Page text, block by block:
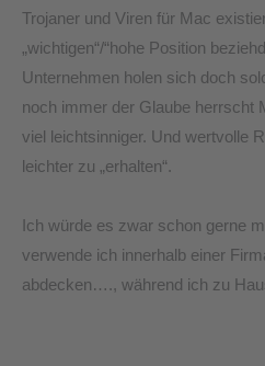
Trojaner und Viren für Mac
„wichtigen“/“hohe Position
Unternehmen holen sich doch
noch immer der Glaube herrscht
viel leichtsinniger. Und wertvolle
leichter zu „erhalten“.
Ich würde es zwar schon gerne
verwende ich innerhalb einer
abdecken…., während ich zu